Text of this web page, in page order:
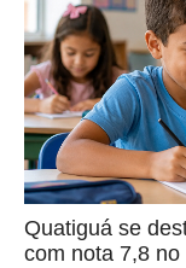
Quatiguá se
com nota 7,8 no